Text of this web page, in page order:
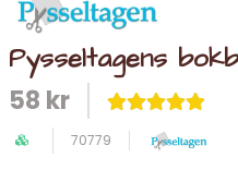
Pysseltagens
58 kr
70779